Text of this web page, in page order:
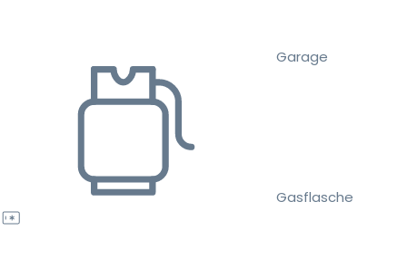
Garage
Gasflasche